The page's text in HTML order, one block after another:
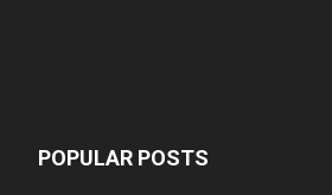
POPULAR POSTS